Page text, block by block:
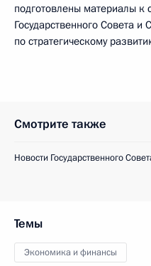
подготовлены материалы к
Государственного Совета и
по стратегическому
Смотрите также
Новости Государственного
Темы
Экономика и финансы